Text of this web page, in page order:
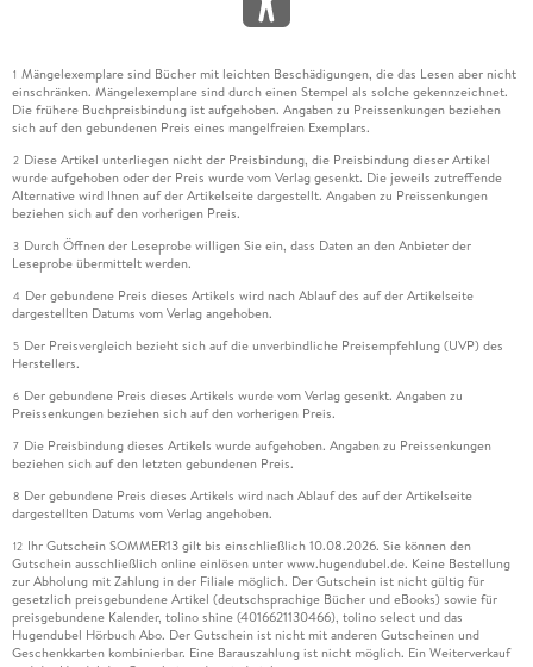
1 Mängelexemplare sind Bücher mit leichten Beschädigungen, die das Lesen aber nicht
einschränken. Mängelexemplare sind durch einen Stempel als solche gekennzeichnet.
Die frühere Buchpreisbindung ist aufgehoben. Angaben zu Preissenkungen beziehen
sich auf den gebundenen Preis eines mangelfreien Exemplars.
2 Diese Artikel unterliegen nicht der Preisbindung, die Preisbindung dieser Artikel
wurde aufgehoben oder der Preis wurde vom Verlag gesenkt. Die jeweils zutreffende
Alternative wird Ihnen auf der Artikelseite dargestellt. Angaben zu Preissenkungen
beziehen sich auf den vorherigen Preis.
3 Durch Öffnen der Leseprobe willigen Sie ein, dass Daten an den Anbieter der
Leseprobe übermittelt werden.
4 Der gebundene Preis dieses Artikels wird nach Ablauf des auf der Artikelseite
dargestellten Datums vom Verlag angehoben.
5 Der Preisvergleich bezieht sich auf die unverbindliche Preisempfehlung (UVP) des
Herstellers.
6 Der gebundene Preis dieses Artikels wurde vom Verlag gesenkt. Angaben zu
Preissenkungen beziehen sich auf den vorherigen Preis.
7 Die Preisbindung dieses Artikels wurde aufgehoben. Angaben zu Preissenkungen
beziehen sich auf den letzten gebundenen Preis.
8 Der gebundene Preis dieses Artikels wird nach Ablauf des auf der Artikelseite
dargestellten Datums vom Verlag angehoben.
12 Ihr Gutschein SOMMER13 gilt bis einschließlich 10.08.2026. Sie können den
Gutschein ausschließlich online einlösen unter www.hugendubel.de. Keine Bestellung
zur Abholung mit Zahlung in der Filiale möglich. Der Gutschein ist nicht gültig für
gesetzlich preisgebundene Artikel (deutschsprachige Bücher und eBooks) sowie für
preisgebundene Kalender, tolino shine (4016621130466), tolino select und das
Hugendubel Hörbuch Abo. Der Gutschein ist nicht mit anderen Gutscheinen und
Geschenkkarten kombinierbar. Eine Barauszahlung ist nicht möglich. Ein Weiterverkauf